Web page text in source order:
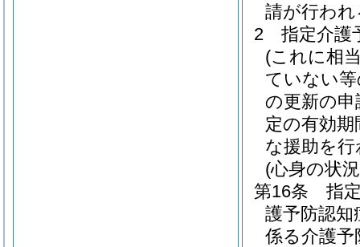
請が行わ
2
指定介護
(これに相
ていない
の更新の
定の有効
な援助を
(心身の状
第16条
指
護予防認
係る介護